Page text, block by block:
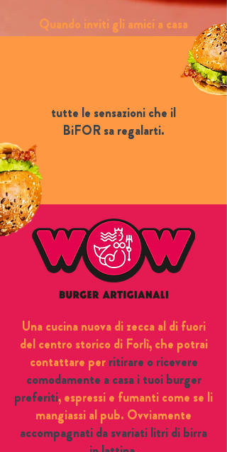
Quando inviti gli amici a casa
per una cena dell’ultimo
tutte le sensazioni che il
BiFOR sa regalarti.
Una cucina nuova di zecca al di fuori
del centro storico di Forlì, che potrai
contattare perritirare o ricevere
comodamente a casa i tuoi burger
preferiti,espressi e fumanti come se li
mangiassi al pub. Ovviamente
accompagnati da svariati litri di birra